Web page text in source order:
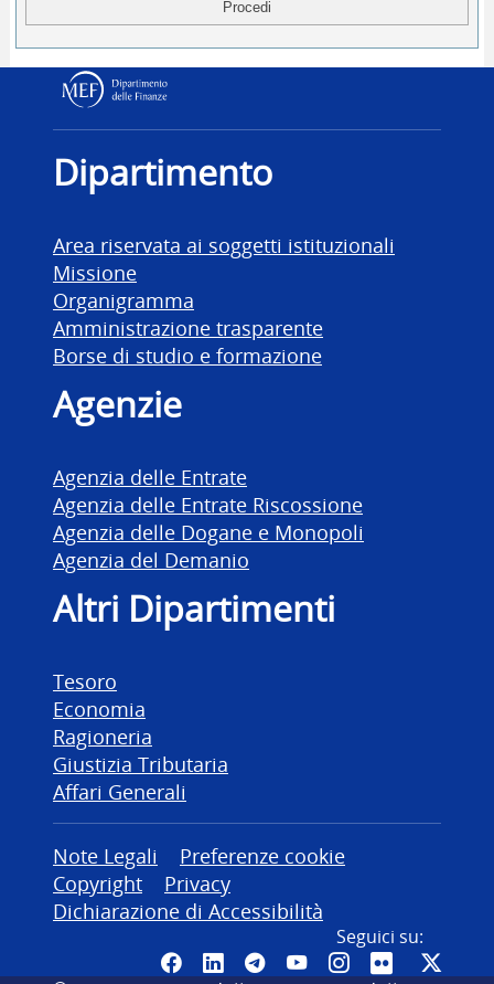
Dipartimento delle
Dipartimento
Area riservata ai soggetti istituzionali
Missione
Organigramma
Amministrazione trasparente
Borse di studio e formazione
Agenzie
Agenzia delle Entrate
Agenzia delle Entrate Riscossione
Agenzia delle Dogane e Monopoli
Agenzia del Demanio
Altri Dipartimenti
Tesoro
Economia
Ragioneria
Giustizia Tributaria
Affari Generali
Altre informazioni
Note Legali
Preferenze cookie
Copyright
Privacy
Dichiarazione di Accessibilità
Seguici su:
Pagina Facebook del MEF -
Canale LinkedIn del MEF
Canale Telegram del
Canale YouTube del
CanaleCanale